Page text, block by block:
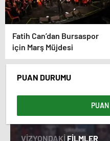
Fatih Can’dan Bursaspor
için Marş Müjdesi
PUAN DURUMU
VİZYONDAKİ FİLMLER